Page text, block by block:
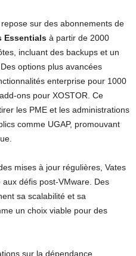
sur des abonnements de
Essentials à partir de 2000
incluant des backups et un
options plus avancées
enterprise pour 1000
ons pour XOSTOR. Ce
les PME et les administrations
comme UGAP, promouvant
mises à jour régulières, Vates
défis post-VMware. Des
sa scalabilité et sa
un choix viable pour des
sur la dépendance